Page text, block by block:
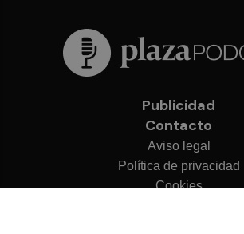
Publicidad
Contacto
Aviso legal
Política de privacidad
Cookies